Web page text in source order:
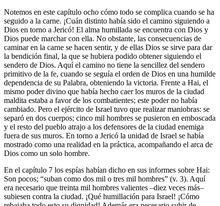
Notemos en este capítulo ocho cómo todo se complica cuando se ha
seguido a la carne. ¡Cuán distinto había sido el camino siguiendo a
Dios en torno a Jericó! El alma humillada se encuentra con Dios y
Dios puede marchar con ella. No obstante, las consecuencias de
caminar en la carne se hacen sentir, y de ellas Dios se sirve para dar
la bendición final, la que se hubiera podido obtener siguiendo el
sendero de Dios. Aquí el camino no tiene la sencillez del sendero
primitivo de la fe, cuando se seguía el orden de Dios en una humilde
dependencia de su Palabra, obteniendo la victoria. Frente a Hai, el
mismo poder divino que había hecho caer los muros de la ciudad
maldita estaba a favor de los combatientes; este poder no había
cambiado. Pero el ejército de Israel tuvo que realizar maniobras: se
separó en dos cuerpos; cinco mil hombres se pusieron en emboscada
y el resto del pueblo atrajo a los defensores de la ciudad enemiga
fuera de sus muros. En torno a Jericó la unidad de Israel se había
mostrado como una realidad en la práctica, acompañando el arca de
Dios como un solo hombre.
En el capítulo 7 los espías habían dicho en sus informes sobre Hai:
Son pocos; “suban como dos mil o tres mil hombres” (v. 3). Aquí
era necesario que treinta mil hombres valientes –diez veces más–
subiesen contra la ciudad. ¡Qué humillación para Israel! ¡Cómo